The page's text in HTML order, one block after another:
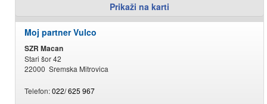
Prikaži na karti
Moj partner Vulco
SZR Macan
Stari šor 42
22000 Sremska Mitrovica
Telefon:022/ 625 967